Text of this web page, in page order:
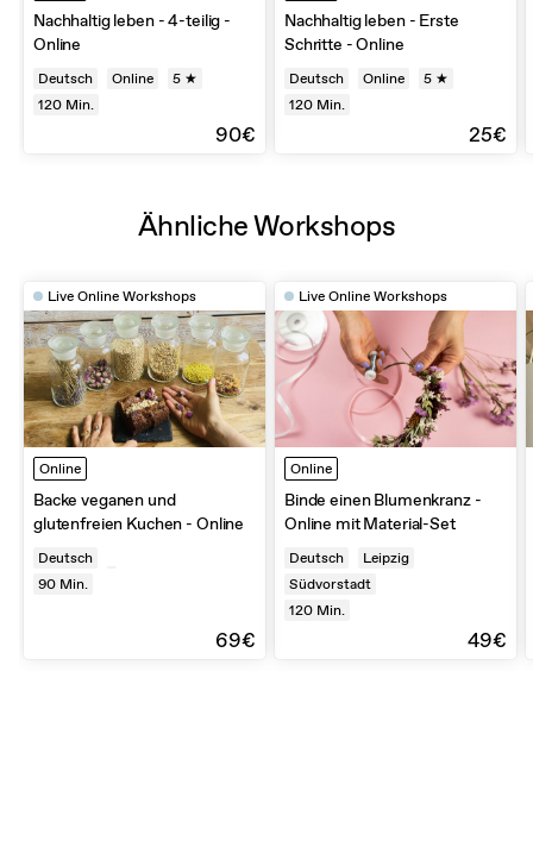
Nachhaltig leben - 4-teilig -
Online
Deutsch Online
5 ★
120 Min.
90€
Nachhaltig leben - Erste
Schritte - Online
Deutsch Online
5 ★
120 Min.
25€
Ähnliche Workshops
Live Online Workshops
Online
Backe veganen und
glutenfreien Kuchen - Online
Deutsch
90 Min.
69€
Live Online Workshops
Online
Binde einen Blumenkranz -
Online mit Material-Set
Deutsch
Leipzig
Südvorstadt
120 Min.
49€